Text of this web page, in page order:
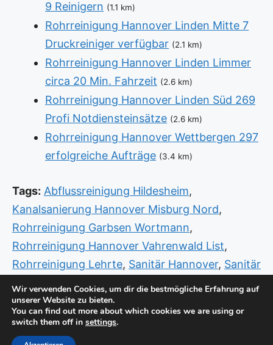
9 Reinigern (1.1 km)
Rohrreinigung Hannover Linden Mitte 7
Druckreiniger verfügbar (2.1 km)
Rohrreinigung Hannover Linden Limmer
circa 20 Min. Fahrzeit (2.6 km)
Rohrreinigung Hannover Linden Süd 269
Profi Notdiensteinsätze (2.6 km)
Rohrreinigung Hannover Wettbergen 297
erfolgreiche Aufträge (3.4 km)
Tags: Abflussreinigung Hildesheim,
Kanalsanierung Hannover Misburg Nord,
Rohrreinigung Garbsen Wortmann,
Rohrreinigung Hannover Vahrenwald List,
Rohrreinigung Lehrte, Sanitär Hannover, Sanitär
Hannover Döhren Wülfel ,
Sanitär Herzberg
Langenhagen, Sanitär Notdienst Hannover
Südstadt Bult,Sanitär Notdienst Neustadt am
Rübenberge
Wir verwenden Cookies, um dir die bestmögliche Erfahrung auf
unserer Website zu bieten.
You can find out more about which cookies we are using or
switch them off in settings.